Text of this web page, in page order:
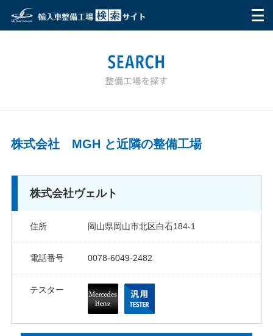
マイ・スターネットワークとは
ご利用方法
整備工場を探す
お問い合わせ
Q&A
サイトマップ
プライバシーポリシー
株式会社 MGH と近隣の整備工場
株式会社ヴェルト
住所 岡山県岡山市北区白石184-1
電話番号 0078-6049-2482
テスター